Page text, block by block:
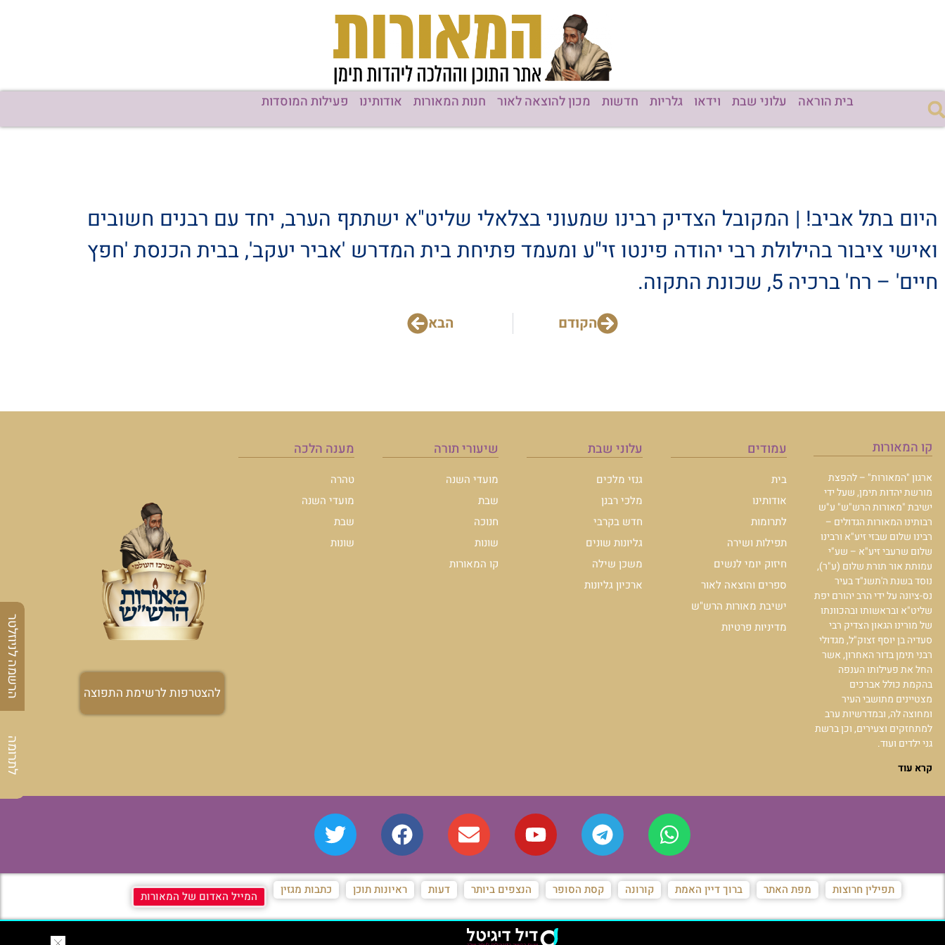
בית הוראה עלוני שבת וידאו גלריות חדשות מכון להוצאה לאור חנות המאורות אודותינו פעילות המוסדות
היום בתל אביב! | המקובל הצדיק רבינו שמעוני בצלאלי שליט"א ישתתף הערב, יחד עם רבנים חשובים
ואישי ציבור בהילולת רבי יהודה פינטו זי"ע ומעמד פתיחת בית המדרש 'אביר יעקב', בבית הכנסת 'חפץ
חיים' – רח' ברכיה 5, שכונת התקוה.
הקודם הבא
קו המאורות
ארגון "המאורות" – להפצת
מורשת יהדות תימן, שעל ידי
ישיבת "מאורות הרש"ש" ע"ש
רבותינו המאורות הגדולים –
רבינו שלום שבזי זיע"א ורבינו
שלום שרעבי זיע"א – שע"י
עמותת אור תורת שלום (ע"ר),
נוסד בשנת ה'תשנ"ד בעיר
נס-ציונה על ידי הרב יהורם יפת
שליט"א ובראשותו ובהכוונתו
של מורינו הגאון הצדיק רבי
סעדיה בן יוסף זצוק"ל, מגדולי
רבני תימן בדור האחרון, אשר
החל את פעילותו הענפה
בהקמת כולל אברכים
מצטיינים מתושבי העיר
ומחוצה לה, ובמדרשיות ערב
למתחזקים וצעירים, וכן ברשת
גני ילדים ועוד.
קרא עוד
עמודים
בית
אודותינו
לתרומות
תפילות ושירה
חיזוק יומי לנשים
ספרים והוצאה לאור
ישיבת מאורות הרש"ש
מדיניות פרטיות
עלוני שבת
גנזי מלכים
מלכי רבנן
חדש בקרבי
גליונות שונים
משכן שילה
ארכיון גליונות
שיעורי תורה
מועדי השנה
שבת
חנוכה
שונות
קו המאורות
מענה הלכה
טהרה
מועדי השנה
שבת
שונות
להצטרפות לרשימת התפוצה הרשמה לניוזלטר
לתרומה
תפילין חרוצות מפת האתר ברוך דיין האמת קורונה קסת הסופר הנצפים ביותר דעות ראיונות תוכן כתבות מגזין המייל האדום של המאורות